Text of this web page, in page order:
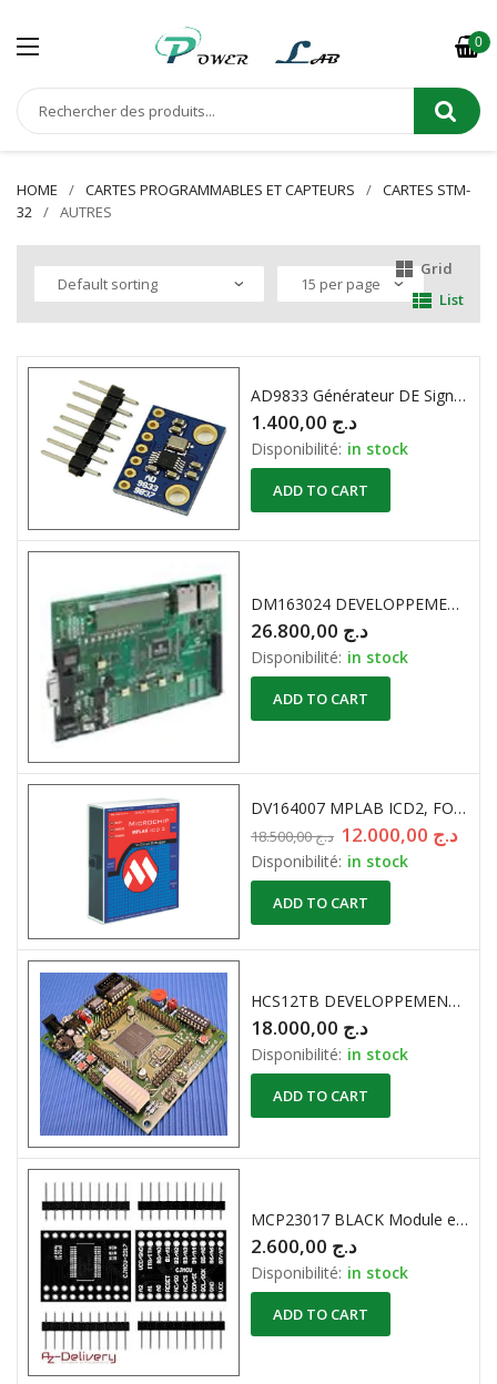
0
HOME CARTES PROGRAMMABLES ET CAPTEURS
CARTES STM-
32
AUTRES
Grid
List
AD9833 Générateur DE Signaux Programmable
د.ج
Disponibilité: in stock
ADD TO CART
DM163024 DEVELOPPEMENT MICROCHIP
د.ج
Disponibilité: in stock
ADD TO CART
DV164007 MPLAB ICD2, FOR PIC, DSPIC, RS232 SERIAL CABLE
د.ج18.500,00 د.ج
Disponibilité: in stock
ADD TO CART
HCS12TB DEVELOPPEMENT MTOROLA
د.ج
Disponibilité: in stock
ADD TO CART
MCP23017 BLACK Module extension E/S 16 bits bidirectionnel SERIE I2C
د.ج
Disponibilité: in stock
ADD TO CART